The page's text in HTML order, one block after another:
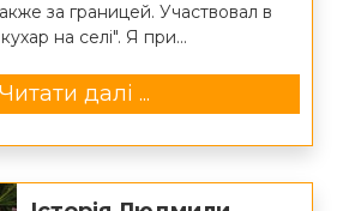
за границей. Участвовал в
на селі". Я при...
Читати далі ...